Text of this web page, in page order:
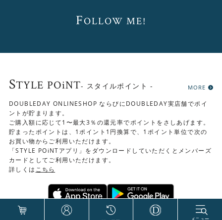
FOLLOW ME!
STYLE POiNT- スタイルポイント - MORE
DOUBLEDAY ONLINESHOP ならびにDOUBLEDAY実店舗でポイ
ントが貯まります。
ご購入額に応じて1〜最大3％の還元率でポイントをさしあげます。
貯まったポイントは、1ポイント1円換算で、1ポイント単位で次の
お買い物からご利用いただけます。
「STYLE POiNTアプリ」をダウンロードしていただくとメンバーズ
カードとしてご利用いただけます。
詳しくは こちら